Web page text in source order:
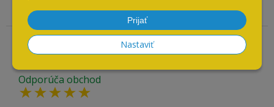
Prijať
Nastaviť
všetko ok
Overený zákazník
Odporúča obchod